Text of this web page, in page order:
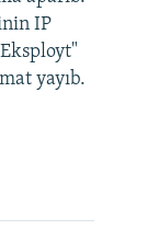
IP
yayıb.